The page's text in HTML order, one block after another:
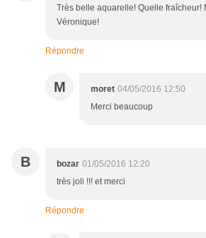
Très belle aquarelle! Quelle fraîcheur!
Véronique!
Répondre
M moret 04/05/2016 12:50
Merci beaucoup
B bozar 01/05/2016 12:20
très joli !!! et merci
Répondre